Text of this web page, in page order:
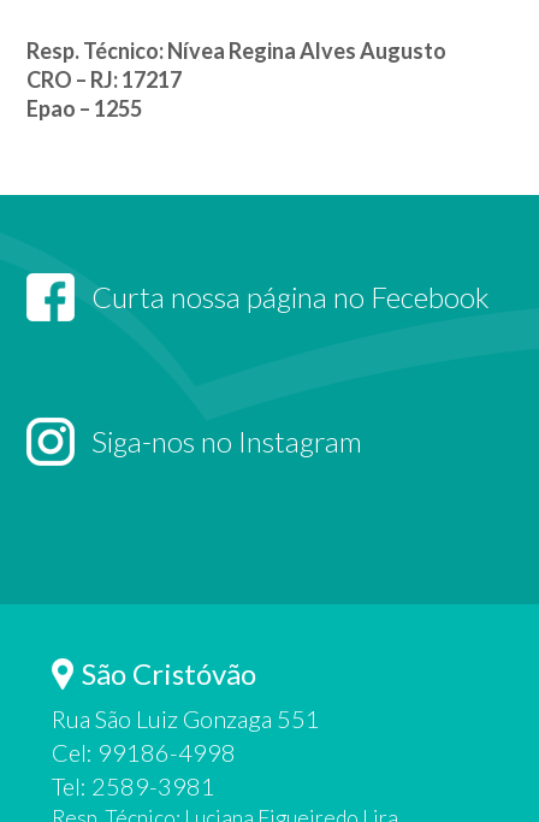
Resp. Técnico: Nívea Regina Alves Augusto
CRO – RJ: 17217
Epao – 1255
Curta nossa página no Fecebook
Siga-nos no Instagram
São Cristóvão
Rua São Luiz Gonzaga 551
Cel: 99186-4998
Tel: 2589-3981